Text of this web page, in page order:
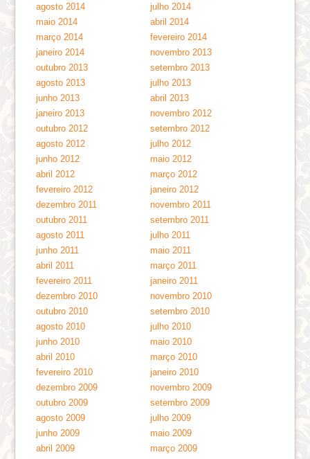
agosto 2014
julho 2014
maio 2014
abril 2014
março 2014
fevereiro 2014
janeiro 2014
novembro 2013
outubro 2013
setembro 2013
agosto 2013
julho 2013
junho 2013
abril 2013
janeiro 2013
novembro 2012
outubro 2012
setembro 2012
agosto 2012
julho 2012
junho 2012
maio 2012
abril 2012
março 2012
fevereiro 2012
janeiro 2012
dezembro 2011
novembro 2011
outubro 2011
setembro 2011
agosto 2011
julho 2011
junho 2011
maio 2011
abril 2011
março 2011
fevereiro 2011
janeiro 2011
dezembro 2010
novembro 2010
outubro 2010
setembro 2010
agosto 2010
julho 2010
junho 2010
maio 2010
abril 2010
março 2010
fevereiro 2010
janeiro 2010
dezembro 2009
novembro 2009
outubro 2009
setembro 2009
agosto 2009
julho 2009
junho 2009
maio 2009
abril 2009
março 2009